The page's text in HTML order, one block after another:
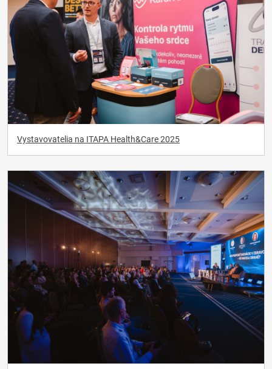
Vystavovatelia na ITAPA Health&Care 2025